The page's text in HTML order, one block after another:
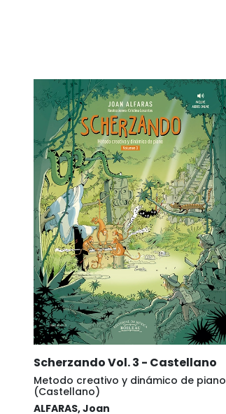
Scherzando Vol. 3 - Castellano
Metodo creativo y dinámico de piano
(Castellano)
ALFARAS, Joan